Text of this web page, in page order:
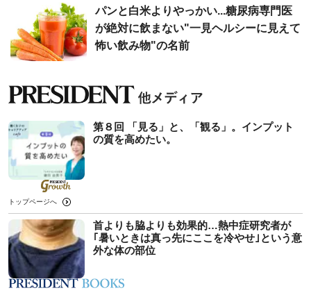
パンと白米よりやっかい...糖尿病専門医
が絶対に飲まない"一見ヘルシーに見えて
怖い飲み物"の名前
第８回 「見る」と、「観る」。インプット
の質を高めたい。
トップページへ
首よりも脇よりも効果的…熱中症研究者が
｢暑いときは真っ先にここを冷やせ｣という意
外な体の部位